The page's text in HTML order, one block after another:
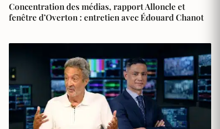
Concentration des médias, rapport Alloncle et
fenêtre d’Overton : entretien avec Édouard Chanot